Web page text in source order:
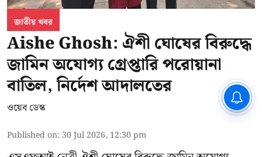
জাতীয় খবর
Aishe Ghosh: ঐশী ঘোষের বিরুদ্ধে
জামিন অযোগ্য গ্রেপ্তারি পরোয়ানা
বাতিল, নির্দেশ আদালতের
ওয়েব ডেস্ক
Published on: 30 Jul 2026, 12:30 pm
CPIM: ৬০ লক্ষ নাম বিবেচনাধীন রেখে